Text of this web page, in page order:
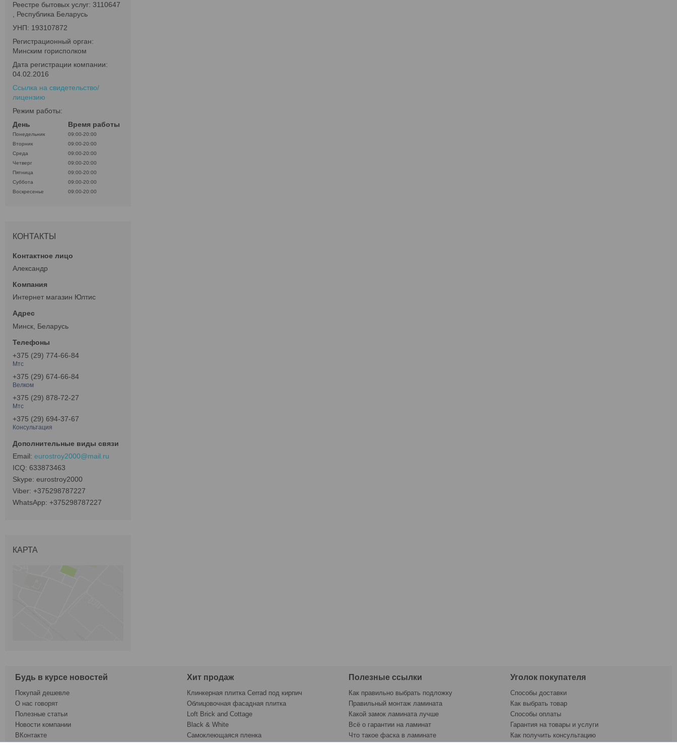
Реестре бытовых услуг: 3110647
, Республика Беларусь
УНП: 193107872
Регистрационный орган:
Минским горисполком
Дата регистрации компании:
04.02.2016
Ссылка на свидетельство/
лицензию
Режим работы:
День
Время работы
Понедельник
09:00-20:00
Вторник
09:00-20:00
Среда
09:00-20:00
Четверг
09:00-20:00
Пятница
09:00-20:00
Суббота
09:00-20:00
Воскресенье
09:00-20:00
КОНТАКТЫ
Александр
Интернет магазин Юлтис
Минск, Беларусь
+375 (29) 774-66-84
Мтс
+375 (29) 674-66-84
Велком
+375 (29) 878-72-27
Мтс
+375 (29) 694-37-67
Консультация
eurostroy2000@mail.ru
633873463
eurostroy2000
+375298787227
+375298787227
КАРТА
Будь в курсе новостей
Покупай дешевле
О нас говорят
Полезные статьи
Новости компании
ВКонтакте
Хит продаж
Клинкерная плитка Cerrad под кирпич
Облицовочная фасадная плитка
Loft Brick and Cottage
Black & White
Самоклеющаяся пленка
Полезные ссылки
Как правильно выбрать подложку
Правильный монтаж ламината
Какой замок ламината лучше
Всё о гарантии на ламинат
Что такое фаска в ламинате
Уголок покупателя
Способы доставки
Как выбрать товар
Способы оплаты
Гарантия на товары и услуги
Как получить консультацию